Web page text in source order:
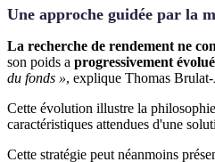
Une approche guidée par la
La recherche de rendement ne
son poids a progressivement
du fonds », explique Thomas
Cette évolution illustre la
caractéristiques attendues d'une
Cette stratégie peut néanmoins